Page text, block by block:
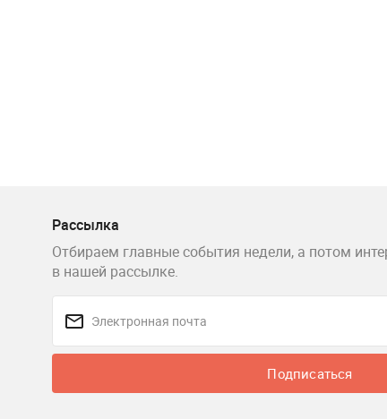
Рассылка
Отбираем главные события недели, а потом
в нашей рассылке.
Подписаться